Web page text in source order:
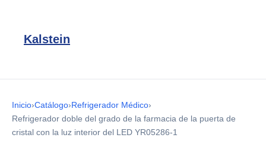
Kalstein
Inicio›Catálogo›Refrigerador Médico›
Refrigerador doble del grado de la farmacia de la puerta de
cristal con la luz interior del LED YR05286-1